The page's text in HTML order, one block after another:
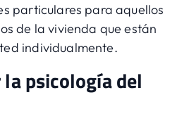
particulares para aquellos
de la vivienda que están
individualmente.
psicología del